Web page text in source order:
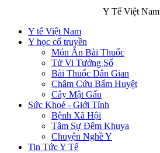
Y Tế Việt Nam
Y tế Việt Nam
Y học cổ truyền
Món Ăn Bài Thuốc
Tử Vi Tướng Số
Bài Thuốc Dân Gian
Châm Cứu Bấm Huyệt
Cây Mật Gấu
Sức Khoẻ - Giới Tính
Bệnh Xã Hội
Tâm Sự Đêm Khuya
Chuyện Nghề Y
Tin Tức Y Tế